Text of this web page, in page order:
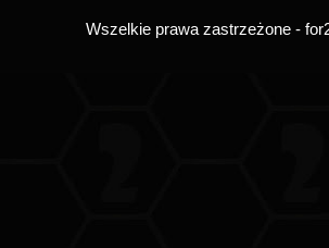
Wszelkie prawa zastrzeżone -